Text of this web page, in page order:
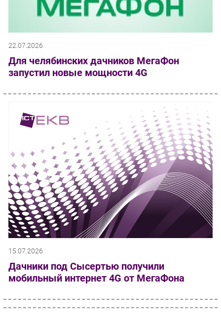
22.07.2026
Для челябинских дачников МегаФон
запустил новые мощности 4G
15.07.2026
Дачники под Сысертью получили
мобильный интернет 4G от МегаФона